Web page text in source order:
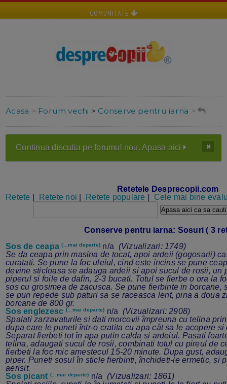
COMUNITATE
Acasa > Forum vechi > Conserve pentru iarna >
Continua discutia pe forumul nou. Apasa aici
Retetele Desprecopii.com
Retete
Retete noi Retete populare Cele mai bine
Conserve pentru iarna: Sosuri ( 3
Sos de ceapa (...mai departe) n/a (Vizualizari: 1749)
Se da ceapa prin masina de tocat, apoi ardeii (gogosarii)
curatati. Se pune la foc uleiul, cind este incins se pune
devine sticloasa se adauga ardeii si apoi sucul de rosii, un
piperul si foile de dafin, 2-3 bucati. Totul se fierbe o ora la
sos cu grosimea de zacusca. Se pune fierbinte in borcane,
se pun repede sub paturi sa se raceasca lent, pina a doua
borcane de 800 gr.
Sos englezesc (...mai departe) n/a (Vizualizari: 2908)
Spalati zarzavaturile si dati morcovii împreuna cu telina
dupa care le puneti într-o cratita cu apa cât sa le acopere
Separat fierbeti tot în apa putin calda si ardeiul. Pasati
telina, adaugati sucul de rosii, combinati totul cu pireul de
fierbeti la foc mic amestecul 15-20 minute. Dupa gust,
piper. Puneti sosul în sticle fierbinti, închideti-le ermetic, si
aerisit.
Sos picant (...mai departe) n/a (Vizualizari: 1861)